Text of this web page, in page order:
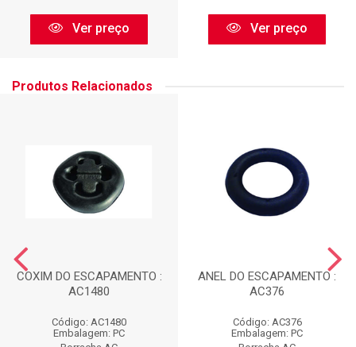
Ver preço Ver preço
Produtos Relacionados
COXIM DO ESCAPAMENTO :
AC1480
Código: AC1480
Embalagem: PC
ANEL DO ESCAPAMENTO :
AC376
Código: AC376
Embalagem: PC